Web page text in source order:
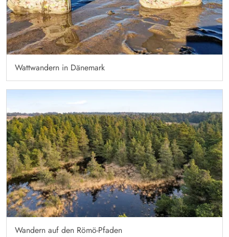
Wattwandern in Dänemark
Wandern auf den Römö-Pfaden